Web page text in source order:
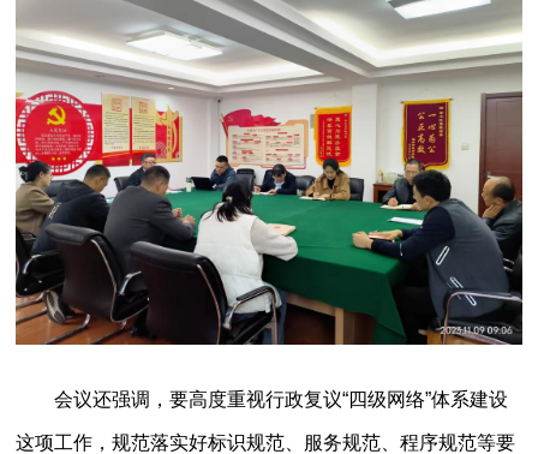
会议还强调，要高度重视行政复议“四级网络”体系建设
这项工作，规范落实好标识规范、服务规范、程序规范等要